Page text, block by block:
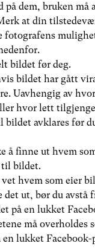
på dem, bruken må
at din
fotografens
bildet før deg.
bildet har gått
Uavhengig av
hvor lett
bildet avklares før
å finne ut hvem
til bildet.
hvem som eier
det ut, bør du avstå
på en lukket
må overholdes
en lukket